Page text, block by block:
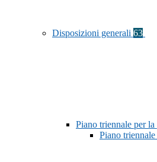
Disposizioni generali 63
Piano triennale per
Piano